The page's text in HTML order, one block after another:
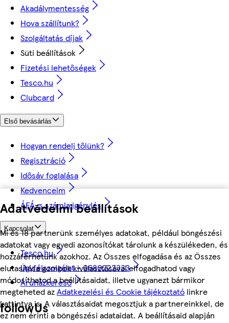
Adatvédelmi beállítások
Mi és 18 partnerünk személyes adatokat, például böngészési
adatokat vagy egyedi azonosítókat tárolunk a készülékeden, és
hozzáférhetünk azokhoz. Az Összes elfogadása és az Összes
elutasítása gombok kiválasztásával elfogadhatod vagy
módosíthatod a beállításaidat, illetve ugyanezt bármikor
megteheted azAdatkezelési és Cookie tájékoztató linkre
kattintva is. A választásaidat megosztjuk a partnereinkkel, de
ez nem érinti a böngészési adataidat. A beállításaid alapján
Akadálymentesség
Hova szállítunk?
Szolgáltatás díjak
Süti beállítások
Fizetési lehetőségek
Tesco.hu
Clubcard
Első bevásárlás
Hogyan rendelj tőlünk?
Regisztráció
Idősáv foglalása
Kedvenceim
ÁFÁ-s számla igénylés
Kapcsolat
Tesco.hu
Ügyfélszolgálat - 0680222333
Áruházkereső
followUs